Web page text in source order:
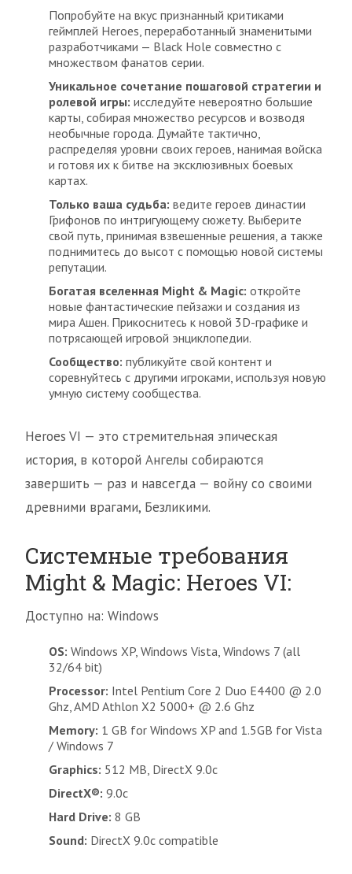
Попробуйте на вкус признанный критиками
геймплей Heroes, переработанный знаменитыми
разработчиками — Black Hole совместно с
множеством фанатов серии.
Уникальное сочетание пошаговой стратегии и
ролевой игры: исследуйте невероятно большие
карты, собирая множество ресурсов и возводя
необычные города. Думайте тактично,
распределяя уровни своих героев, нанимая войска
и готовя их к битве на эксклюзивных боевых
картах.
Только ваша судьба: ведите героев династии
Грифонов по интригующему сюжету. Выберите
свой путь, принимая взвешенные решения, а также
поднимитесь до высот с помощью новой системы
репутации.
Богатая вселенная Might & Magic: откройте
новые фантастические пейзажи и создания из
мира Ашен. Прикоснитесь к новой 3D-графике и
потрясающей игровой энциклопедии.
Сообщество: публикуйте свой контент и
соревнуйтесь с другими игроками, используя новую
умную систему сообщества.
Heroes VI — это стремительная эпическая
история, в которой Ангелы собираются
завершить — раз и навсегда — войну со своими
древними врагами, Безликими.
Системные требования
Might & Magic: Heroes VI:
Доступно на: Windows
OS: Windows XP, Windows Vista, Windows 7 (all
32/64 bit)
Processor: Intel Pentium Core 2 Duo E4400 @ 2.0
Ghz, AMD Athlon X2 5000+ @ 2.6 Ghz
Memory: 1 GB for Windows XP and 1.5GB for Vista
/ Windows 7
Graphics: 512 MB, DirectX 9.0c
DirectX®: 9.0c
Hard Drive: 8 GB
Sound: DirectX 9.0c compatible